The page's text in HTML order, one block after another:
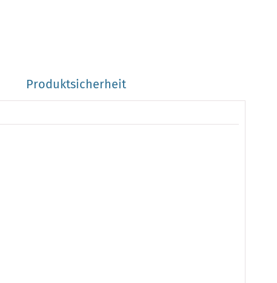
Produktsicherheit